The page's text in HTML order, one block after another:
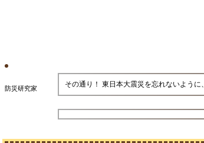
防災研究家 その通り！ 東日本大震災を忘れないよう